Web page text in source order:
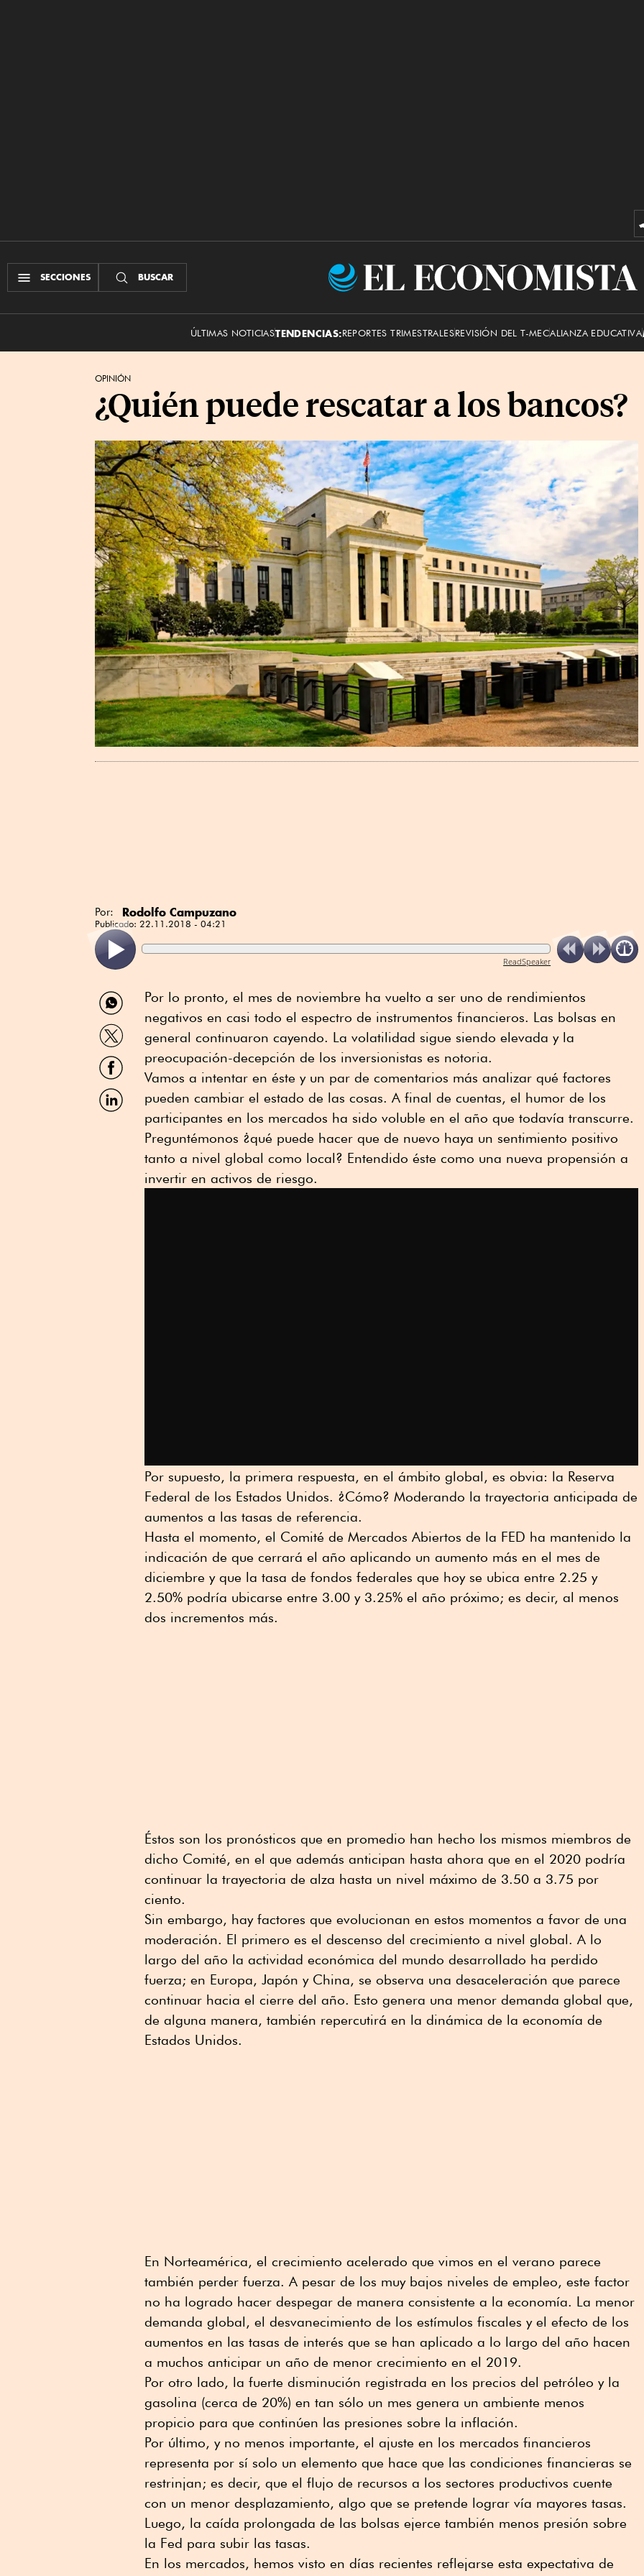
SECCIONES BUSCAR
El
ÚLTIMAS NOTICIASTENDENCIAS:REPORTES TRIMESTRALESREVISIÓN DEL T-MECALIANZA EDUCATIVA
OPINIÓN
¿Quién puede rescatar a los bancos?
Por: Rodolfo Campuzano
Publicado: 22.11.2018 - 04:21
ReadSpeaker
Compartir
por
WhatsApp
Compartir
por
Twitter
Compartir
por
Facebook
Compartir
por
Por lo pronto, el mes de noviembre ha vuelto a ser uno de rendimientos
negativos en casi todo el espectro de instrumentos financieros. Las bolsas en
general continuaron cayendo. La volatilidad sigue siendo elevada y la
preocupación-decepción de los inversionistas es notoria.
Vamos a intentar en éste y un par de comentarios más analizar qué factores
pueden cambiar el estado de las cosas. A final de cuentas, el humor de los
participantes en los mercados ha sido voluble en el año que todavía transcurre.
Preguntémonos ¿qué puede hacer que de nuevo haya un sentimiento positivo
tanto a nivel global como local? Entendido éste como una nueva propensión a
invertir en activos de riesgo.
Por supuesto, la primera respuesta, en el ámbito global, es obvia: la Reserva
Federal de los Estados Unidos. ¿Cómo? Moderando la trayectoria anticipada de
aumentos a las tasas de referencia.
Hasta el momento, el Comité de Mercados Abiertos de la FED ha mantenido la
indicación de que cerrará el año aplicando un aumento más en el mes de
diciembre y que la tasa de fondos federales que hoy se ubica entre 2.25 y
2.50% podría ubicarse entre 3.00 y 3.25% el año próximo; es decir, al menos
dos incrementos más.
Éstos son los pronósticos que en promedio han hecho los mismos miembros de
dicho Comité, en el que además anticipan hasta ahora que en el 2020 podría
continuar la trayectoria de alza hasta un nivel máximo de 3.50 a 3.75 por
ciento.
Sin embargo, hay factores que evolucionan en estos momentos a favor de una
moderación. El primero es el descenso del crecimiento a nivel global. A lo
largo del año la actividad económica del mundo desarrollado ha perdido
fuerza; en Europa, Japón y China, se observa una desaceleración que parece
continuar hacia el cierre del año. Esto genera una menor demanda global que,
de alguna manera, también repercutirá en la dinámica de la economía de
Estados Unidos.
En Norteamérica, el crecimiento acelerado que vimos en el verano parece
también perder fuerza. A pesar de los muy bajos niveles de empleo, este factor
no ha logrado hacer despegar de manera consistente a la economía. La menor
demanda global, el desvanecimiento de los estímulos fiscales y el efecto de los
aumentos en las tasas de interés que se han aplicado a lo largo del año hacen
a muchos anticipar un año de menor crecimiento en el 2019.
Por otro lado, la fuerte disminución registrada en los precios del petróleo y la
gasolina (cerca de 20%) en tan sólo un mes genera un ambiente menos
propicio para que continúen las presiones sobre la inflación.
Por último, y no menos importante, el ajuste en los mercados financieros
representa por sí solo un elemento que hace que las condiciones financieras se
restrinjan; es decir, que el flujo de recursos a los sectores productivos cuente
con un menor desplazamiento, algo que se pretende lograr vía mayores tasas.
Luego, la caída prolongada de las bolsas ejerce también menos presión sobre
la Fed para subir las tasas.
En los mercados, hemos visto en días recientes reflejarse esta expectativa de